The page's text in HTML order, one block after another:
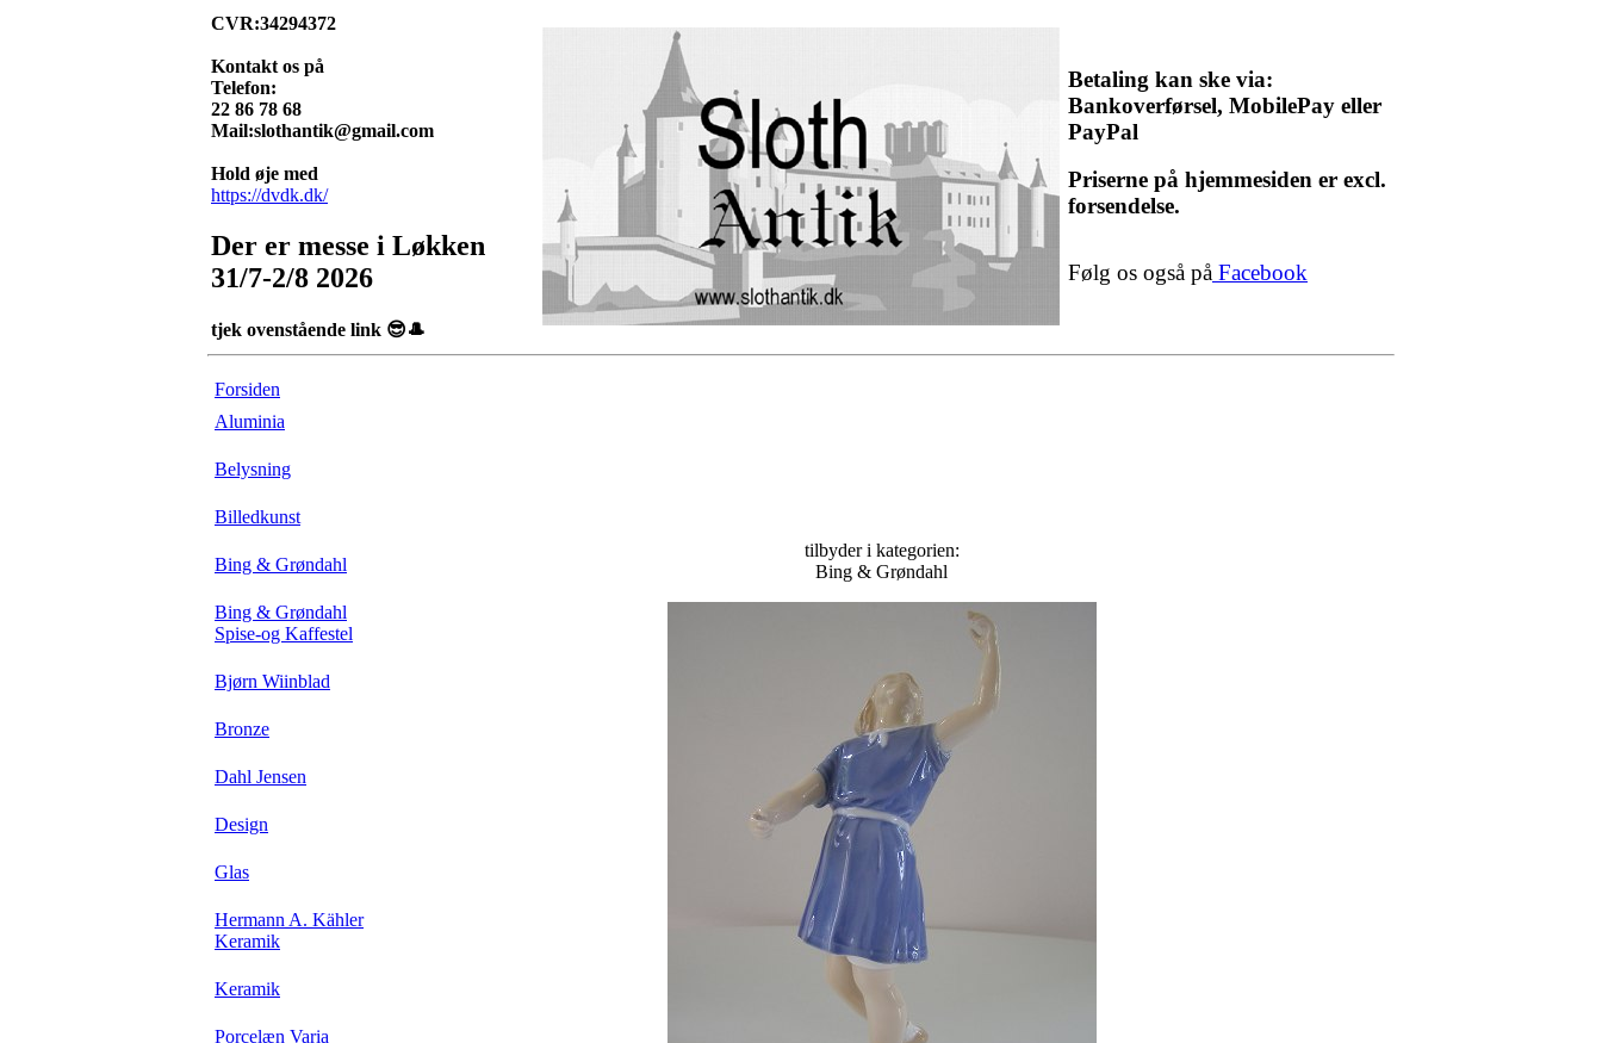
CVR:34294372
Kontakt os på
Telefon:
22 86 78 68
Mail:slothantik@gmail.com
Hold øje med
https://dvdk.dk/
Der er messe i Løkken
31/7-2/8 2026
tjek ovenstående link 😎🎩
Betaling kan ske via:
Bankoverførsel, MobilePay eller
PayPal
Priserne på hjemmesiden er excl.
forsendelse.
Følg os også på Facebook
Forsiden
Aluminia
Belysning
Billedkunst
Bing & Grøndahl
Bing & Grøndahl
Spise-og Kaffestel
Bjørn Wiinblad
Bronze
Dahl Jensen
Design
Glas
Hermann A. Kähler
Keramik
Keramik
Porcelæn Varia
tilbyder i kategorien:
Bing & Grøndahl